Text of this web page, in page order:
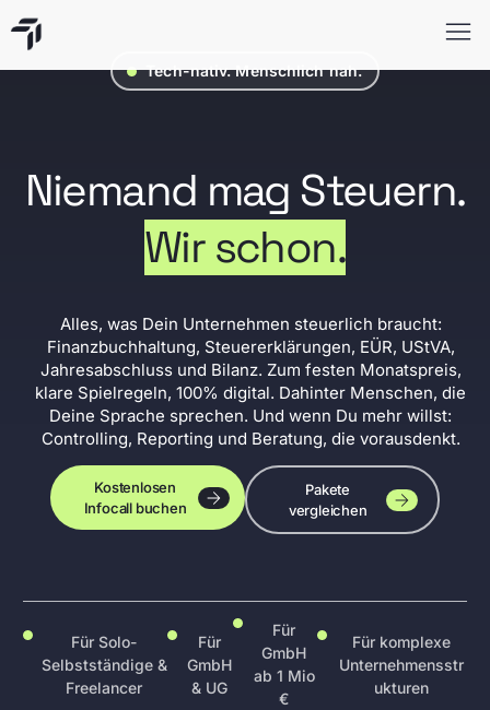
Tech-nativ. Menschlich nah.
Niemand mag Steuern.
Wir schon.
Alles, was Dein Unternehmen steuerlich braucht:
Finanzbuchhaltung, Steuererklärungen, EÜR, UStVA,
Jahresabschluss und Bilanz. Zum festen Monatspreis,
klare Spielregeln, 100% digital. Dahinter Menschen, die
Deine Sprache sprechen. Und wenn Du mehr willst:
Controlling, Reporting und Beratung, die vorausdenkt.
Kostenlosen
Infocall buchen
Pakete
vergleichen
Für Solo-
Selbstständige &
Freelancer
Für
GmbH
& UG
Für
GmbH
ab 1 Mio
€
Für komplexe
Unternehmensstr
ukturen